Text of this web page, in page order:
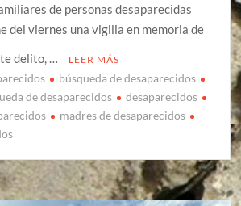
de personas desaparecidas
del viernes una vigilia en memoria de
delito, …
LEER MÁS
búsqueda de desaparecidos
de desaparecidos
desaparecidos
madres de desaparecidos